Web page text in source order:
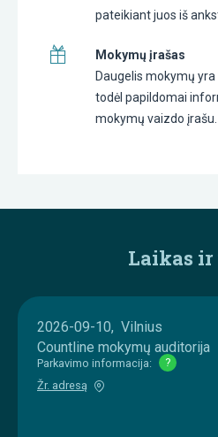
pateikiant juos iš
Mokymų įrašas
Daugelis mokymų
todėl papildomai
mokymų vaizdo įrašu.
Laikas
2026-09-10, Vilnius
Countline mokymų auditorija
Parkavimo informacija:
?
Žr. adresą